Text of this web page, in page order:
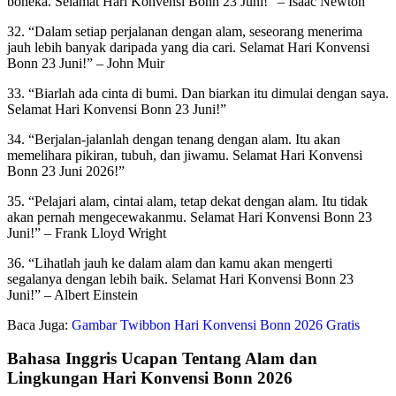
32. “Dalam setiap perjalanan dengan alam, seseorang menerima
jauh lebih banyak daripada yang dia cari. Selamat Hari Konvensi
Bonn 23 Juni!” – John Muir
33. “Biarlah ada cinta di bumi. Dan biarkan itu dimulai dengan saya.
Selamat Hari Konvensi Bonn 23 Juni!”
34. “Berjalan-jalanlah dengan tenang dengan alam. Itu akan
memelihara pikiran, tubuh, dan jiwamu. Selamat Hari Konvensi
Bonn 23 Juni 2026!”
35. “Pelajari alam, cintai alam, tetap dekat dengan alam. Itu tidak
akan pernah mengecewakanmu. Selamat Hari Konvensi Bonn 23
Juni!” – Frank Lloyd Wright
36. “Lihatlah jauh ke dalam alam dan kamu akan mengerti
segalanya dengan lebih baik. Selamat Hari Konvensi Bonn 23
Juni!” – Albert Einstein
Baca Juga: Gambar Twibbon Hari Konvensi Bonn 2026 Gratis
Bahasa Inggris Ucapan Tentang Alam dan
Lingkungan Hari Konvensi Bonn 2026